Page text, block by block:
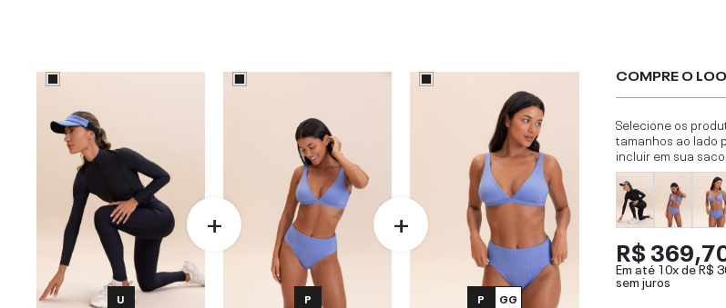
U P P GG
COMPRE O
Selecione os
tamanhos ao lado
incluir em sua
R$
Em até 10x deR$
sem juros